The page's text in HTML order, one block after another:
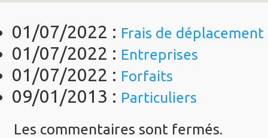
01/07/2022 : Frais de déplacement
01/07/2022 : Entreprises
01/07/2022 : Forfaits
09/01/2013 : Particuliers
Les commentaires sont fermés.